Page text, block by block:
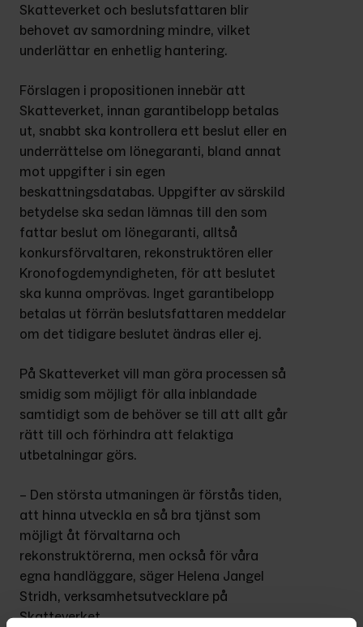
Skatteverket och beslutsfattaren blir
behovet av samordning mindre, vilket
underlättar en enhetlig hantering.
Förslagen i propositionen innebär att
Skatteverket, innan garantibelopp betalas
ut, snabbt ska kontrollera ett beslut eller en
underrättelse om lönegaranti, bland annat
mot uppgifter i sin egen
beskattningsdatabas. Uppgifter av särskild
betydelse ska sedan lämnas till den som
fattar beslut om lönegaranti, alltså
konkursförvaltaren, rekonstruktören eller
Kronofogdemyndigheten, för att beslutet
ska kunna omprövas. Inget garantibelopp
betalas ut förrän beslutsfattaren meddelar
om det tidigare beslutet ändras eller ej.
På Skatteverket vill man göra processen så
smidig som möjligt för alla inblandade
samtidigt som de behöver se till att allt går
rätt till och förhindra att felaktiga
utbetalningar görs.
– Den största utmaningen är förstås tiden,
att hinna utveckla en så bra tjänst som
möjligt åt förvaltarna och
rekonstruktörerna, men också för våra
egna handläggare, säger Helena Jangel
Stridh, verksamhetsutvecklare på
Skatteverket.